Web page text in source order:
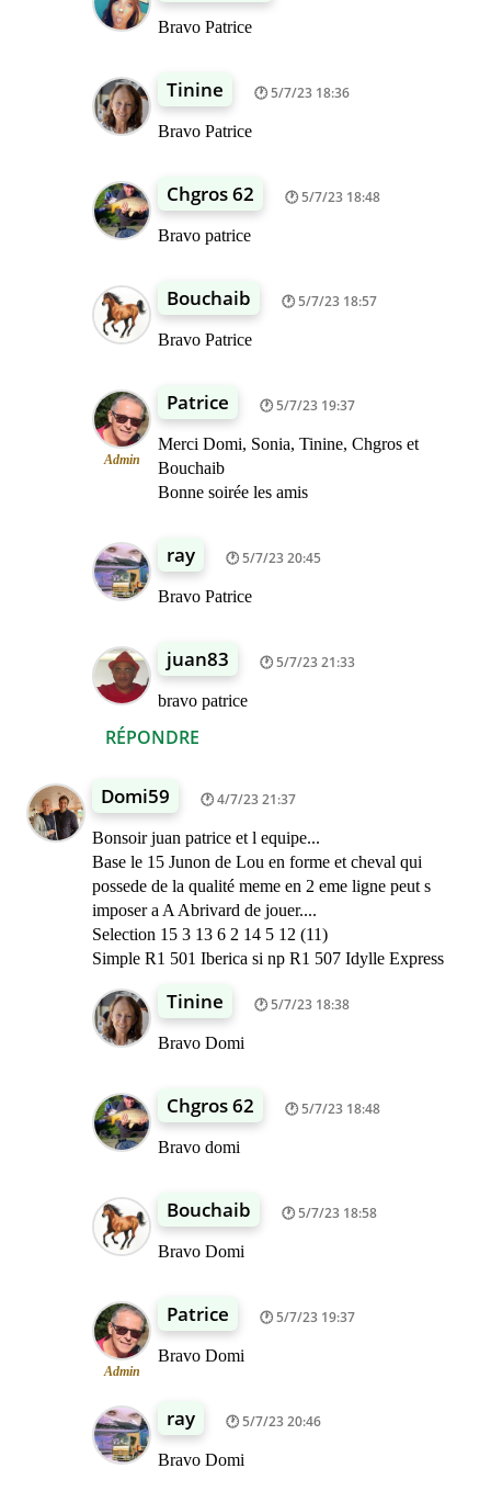
RÉPONDRE
Bravo Patrice
Tinine 5/7/23 18:36
Bravo Patrice
Chgros 62 5/7/23 18:48
Bravo patrice
Bouchaib 5/7/23 18:57
Bravo Patrice
Admin
Patrice 5/7/23 19:37
Merci Domi, Sonia, Tinine, Chgros et
Bouchaib
Bonne soirée les amis
ray 5/7/23 20:45
Bravo Patrice
juan83 5/7/23 21:33
bravo patrice
Domi59 4/7/23 21:37
Bonsoir juan patrice et l equipe...
Base le 15 Junon de Lou en forme et cheval qui
possede de la qualité meme en 2 eme ligne peut s
imposer a A Abrivard de jouer....
Selection 15 3 13 6 2 14 5 12 (11)
Simple R1 501 Iberica si np R1 507 Idylle Express
Tinine 5/7/23 18:38
Bravo Domi
Chgros 62 5/7/23 18:48
Bravo domi
Bouchaib 5/7/23 18:58
Bravo Domi
Admin
Patrice 5/7/23 19:37
Bravo Domi
ray 5/7/23 20:46
Bravo Domi